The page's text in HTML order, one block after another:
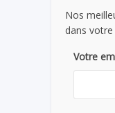
Nos
dans
Votre